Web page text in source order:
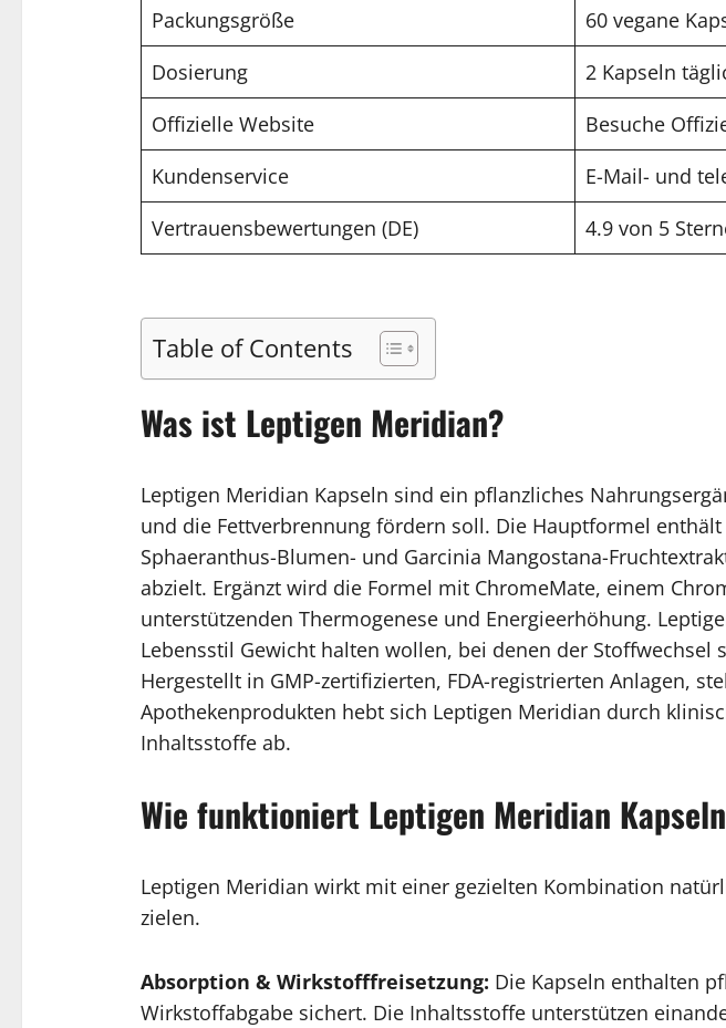
Packungsgröße
60 vegane
Dosierung
2 Kapseln
Offizielle Website
Besuche
Kundenservice
E-Mail- und
Vertrauensbewertungen (DE)
4.9 von 5
Table of Contents
Was ist Leptigen Meridian?
Leptigen Meridian Kapseln sind ein pflanzliches
und die Fettverbrennung fördern soll. Die Hauptformel
Sphaeranthus-Blumen- und Garcinia Mangostana-
abzielt. Ergänzt wird die Formel mit ChromeMate, einem
unterstützenden Thermogenese und Energieerhöhung.
Lebensstil Gewicht halten wollen, bei denen der
Hergestellt in GMP-zertifizierten, FDA-registrierten Anlagen,
Apothekenprodukten hebt sich Leptigen Meridian durch
Inhaltsstoffe ab.
Wie funktioniert Leptigen Meridian
Leptigen Meridian wirkt mit einer gezielten Kombination
zielen.
Absorption & Wirkstofffreisetzung: Die Kapseln enthalten
Wirkstoffabgabe sichert. Die Inhaltsstoffe unterstützen